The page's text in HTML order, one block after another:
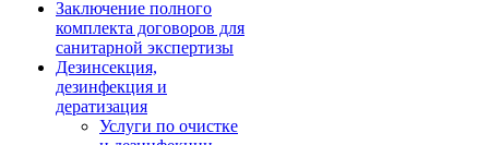
Заключение полного
комплекта договоров для
санитарной экспертизы
Дезинсекция,
дезинфекция и
дератизация
Услуги по очистке